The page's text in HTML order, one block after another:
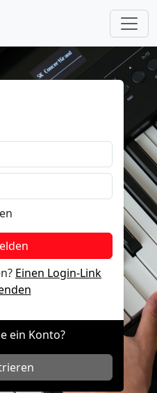
Einen Login-Link
ein Konto?